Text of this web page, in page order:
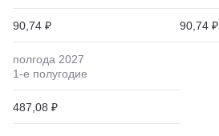
90,74 ₽ 90,74 ₽
полгода 2027
1-е полугодие
487,08 ₽